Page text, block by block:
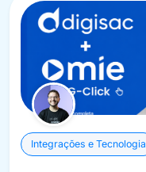
Integrações e Tecnologia